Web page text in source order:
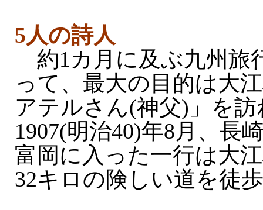
5人の詩人
約1カ月に及ぶ九州旅
って、最大の目的は大
アテルさん(神父)」を
1907(明治40)年8月、長
富岡に入った一行は大
32キロの険しい道を徒